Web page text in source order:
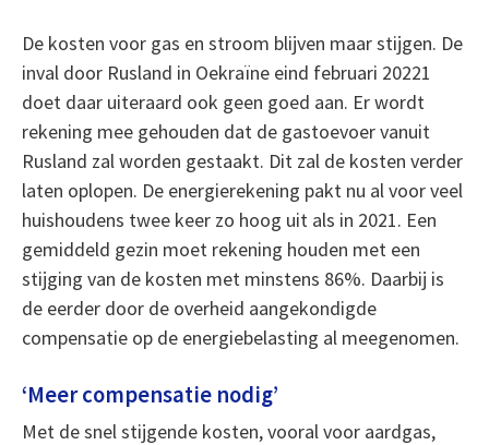
De kosten voor gas en stroom blijven maar stijgen. De
inval door Rusland in Oekraïne eind februari 20221
doet daar uiteraard ook geen goed aan. Er wordt
rekening mee gehouden dat de gastoevoer vanuit
Rusland zal worden gestaakt. Dit zal de kosten verder
laten oplopen. De energierekening pakt nu al voor veel
huishoudens twee keer zo hoog uit als in 2021. Een
gemiddeld gezin moet rekening houden met een
stijging van de kosten met minstens 86%. Daarbij is
de eerder door de overheid aangekondigde
compensatie op de energiebelasting al meegenomen.
‘Meer compensatie nodig’
Met de snel stijgende kosten, vooral voor aardgas,